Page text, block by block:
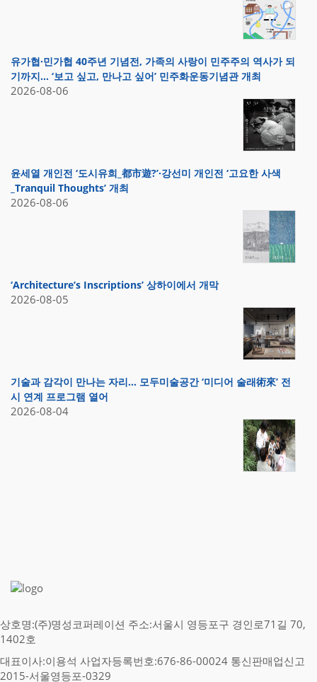
유가협·민가협 40주년 기념전, 가족의 사랑이 민주주의 역사가 되
기까지… ‘보고 싶고, 만나고 싶어’ 민주화운동기념관 개최
2026-08-06
윤세열 개인전 ‘도시유희_都市遊?’·강선미 개인전 ‘고요한 사색
_Tranquil Thoughts’ 개최
2026-08-06
‘Architecture’s Inscriptions’ 상하이에서 개막
2026-08-05
기술과 감각이 만나는 자리… 모두미술공간 ‘미디어 술래術來’ 전
시 연계 프로그램 열어
2026-08-04
상호명:(주)명성코퍼레이션 주소:서울시 영등포구 경인로71길 70,
1402호
대표이사:이용석 사업자등록번호:676-86-00024 통신판매업신고
2015-서울영등포-0329